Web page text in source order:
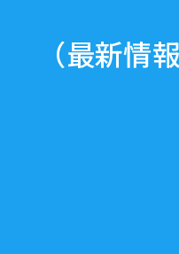
（最新情